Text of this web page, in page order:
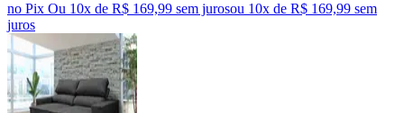
no Pix Ou 10x de R$ 169,99 sem jurosou 10x de R$ 169,99 sem
juros